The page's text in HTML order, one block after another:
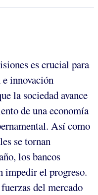
es crucial para
innovación
la sociedad avance
de una economía
Así como
se tornan
los bancos
impedir el progreso.
del mercado